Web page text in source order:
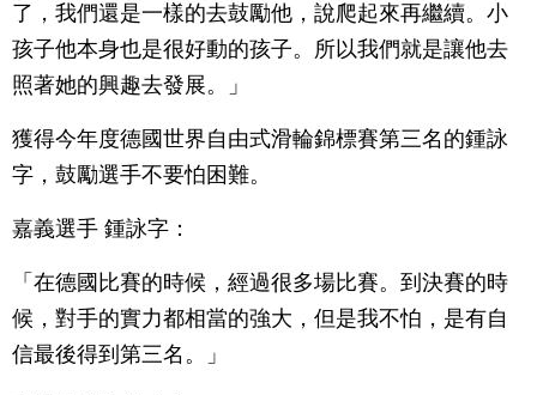
了，我們還是一樣的去鼓勵他，說爬起來再繼續。小
孩子他本身也是很好動的孩子。所以我們就是讓他去
照著她的興趣去發展。」
獲得今年度德國世界自由式滑輪錦標賽第三名的鍾詠
字，鼓勵選手不要怕困難。
嘉義選手 鍾詠字：
「在德國比賽的時候，經過很多場比賽。到決賽的時
候，對手的實力都相當的強大，但是我不怕，是有自
信最後得到第三名。」